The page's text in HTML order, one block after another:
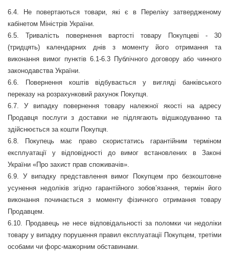
6.4. Не повертаються товари, які є в Переліку затвердженому
кабінетом Міністрів України.
6.5. Тривалість повернення вартості товару Покупцеві - 30
(тридцять) календарних днів з моменту його отримання та
виконання вимог пунктів 6.1-6.3 Публічного договору або чинного
законодавства України.
6.6. Повернення коштів відбувається у вигляді банківського
переказу на розрахунковий рахунок Покупця.
6.7. У випадку повернення товару належної якості на адресу
Продавця послуги з доставки не підлягають відшкодуванню та
здійснюється за кошти Покупця.
6.8. Покупець має право скористатись гарантійним терміном
експлуатації у відповідності до вимог встановлених в Законі
України «Про захист прав споживачів».
6.9. У випадку представлення вимог Покупцем про безкоштовне
усунення недоліків згідно гарантійного зобов’язання, термін його
виконання починається з моменту фізичного отримання товару
Продавцем.
6.10. Продавець не несе відповідальності за поломки чи недоліки
товару у випадку порушення правил експлуатації Покупцем, третіми
особами чи форс-мажорним обставинами.